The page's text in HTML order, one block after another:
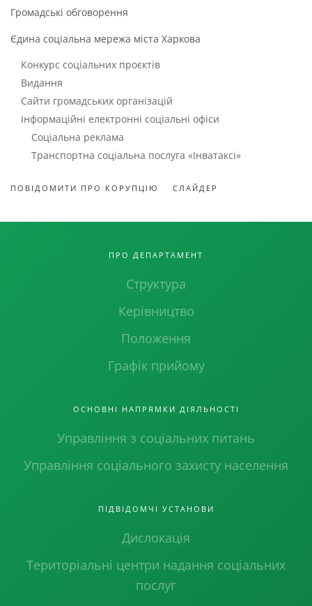
Громадські обговорення
Єдина соціальна мережа міста Харкова
Конкурс соціальних проєктів
Видання
Сайти громадських організацій
Інформаційні електронні соціальні офіси
Соціальна реклама
Транспортна соціальна послуга «Інватаксі»
ПОВІДОМИТИ ПРО КОРУПЦІЮ СЛАЙДЕР
ПРО ДЕПАРТАМЕНТ
Структура
Керівництво
Положення
Графік прийому
ОСНОВНІ НАПРЯМКИ ДІЯЛЬНОСТІ
Управління з соціальних питань
Управління соціального захисту населення
ПІДВІДОМЧІ УСТАНОВИ
Дислокація
Територіальні центри надання соціальних
послуг